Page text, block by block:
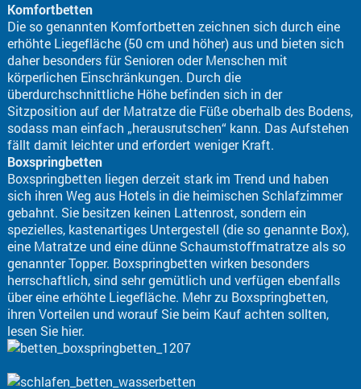
Komfortbetten
Die so genannten Komfortbetten zeichnen sich durch eine
erhöhte Liegefläche (50 cm und höher) aus und bieten sich
daher besonders für Senioren oder Menschen mit
körperlichen Einschränkungen. Durch die
überdurchschnittliche Höhe befinden sich in der
Sitzposition auf der Matratze die Füße oberhalb des Bodens,
sodass man einfach „herausrutschen“ kann. Das Aufstehen
fällt damit leichter und erfordert weniger Kraft.
Boxspringbetten
Boxspringbetten liegen derzeit stark im Trend und haben
sich ihren Weg aus Hotels in die heimischen Schlafzimmer
gebahnt. Sie besitzen keinen Lattenrost, sondern ein
spezielles, kastenartiges Untergestell (die so genannte Box),
eine Matratze und eine dünne Schaumstoffmatratze als so
genannter Topper. Boxspringbetten wirken besonders
herrschaftlich, sind sehr gemütlich und verfügen ebenfalls
über eine erhöhte Liegefläche. Mehr zu Boxspringbetten,
ihren Vorteilen und worauf Sie beim Kauf achten sollten,
lesen Sie hier.